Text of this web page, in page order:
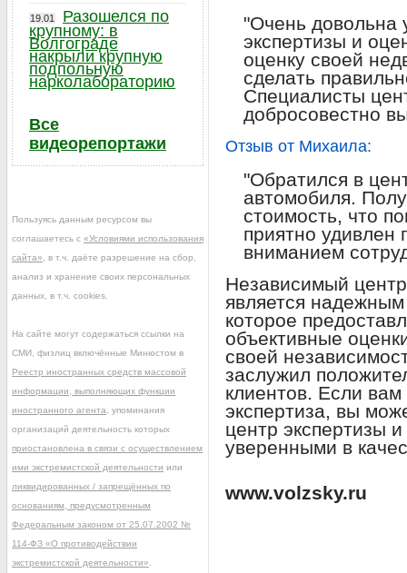
"Очень довольна
экспертизы и
оценку своей
сделать
Специалисты
добросовестно
Отзыв от Михаила:
"Обратился в
автомобиля.
стоимость, что
приятно
вниманием
Независимый
является
которое
объективные
своей
заслужил
клиентов. Если
экспертиза, вы
центр экспертизы
уверенными в
www.volzsky.ru
19.01
Разошелся по
крупному: в
Волгограде
накрыли крупную
подпольную
нарколабораторию
Все
видеорепортажи
Пользуясь данным ресурсом вы
соглашаетесь с «Условиями использования
сайта» , в т.ч. даёте разрешение на сбор,
анализ и хранение своих персональных
данных, в т.ч. cookies.
На сайте могут содержаться ссылки на
СМИ, физлиц включённые Минюстом в
Реестр иностранных средств массовой
информации, выполняющих функции
иностранного агента , упоминания
организаций деятельность которых
приостановлена в связи с осуществлением
ими экстремистской деятельности или
ликвидированных / запрещённых по
основаниям, предусмотренным
Федеральным законом от 25.07.2002 №
114-ФЗ «О противодействии
экстремистской деятельности»